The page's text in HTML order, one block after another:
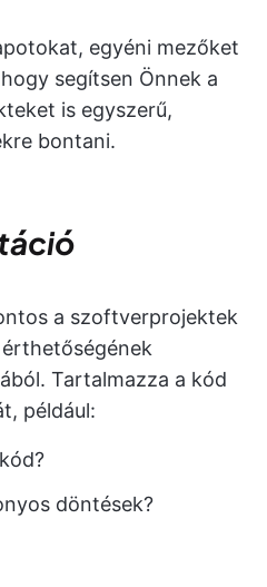
egyéni mezőket
segítsen Önnek a
is egyszerű,
bontani.
a szoftverprojektek
Tartalmazza a kód
például:
döntések?